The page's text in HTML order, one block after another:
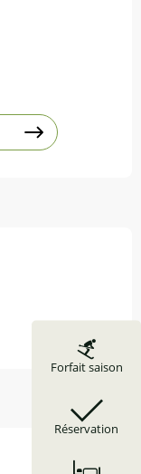
Forfait saison
Réservation